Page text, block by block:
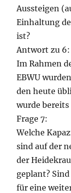
Aussteigen
Einhaltung
ist?
Antwort zu 6:
Im Rahmen
EBWU
den heute
wurde
Frage 7:
Welche
sind auf der
der
geplant? Sind
für eine